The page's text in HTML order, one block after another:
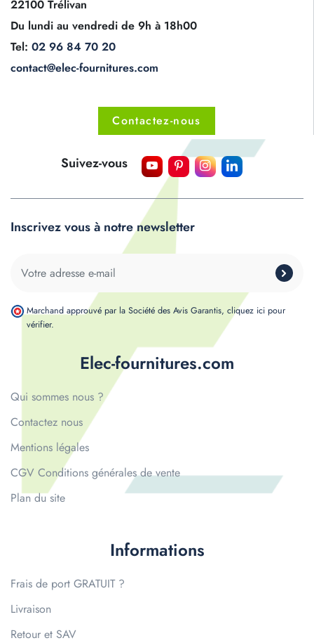
22100 Trélivan
Du lundi au vendredi de 9h à 18h00
Tel: 02 96 84 70 20
contact@elec-fournitures.com
Contactez-nous
Elec-fournitures.com
Qui sommes nous ?
Contactez nous
Mentions légales
CGV Conditions générales de vente
Plan du site
Informations
Frais de port GRATUIT ?
Livraison
Retour et SAV
Suivez-vous
Inscrivez vous à notre newsletter
Marchand approuvé par la Société des Avis Garantis, cliquez ici pour
vérifier.